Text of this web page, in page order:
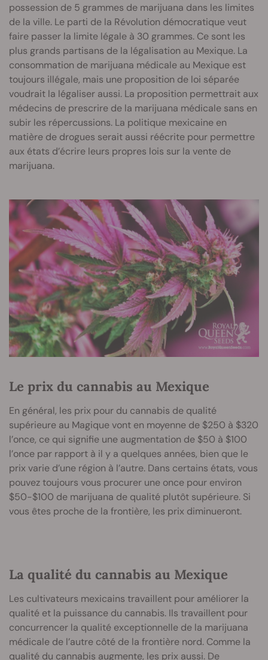
possession de 5 grammes de marijuana dans les limites
de la ville. Le parti de la Révolution démocratique veut
faire passer la limite légale à 30 grammes. Ce sont les
plus grands partisans de la légalisation au Mexique. La
consommation de marijuana médicale au Mexique est
toujours illégale, mais une proposition de loi séparée
voudrait la légaliser aussi. La proposition permettrait aux
médecins de prescrire de la marijuana médicale sans en
subir les répercussions. La politique mexicaine en
matière de drogues serait aussi réécrite pour permettre
aux états d’écrire leurs propres lois sur la vente de
marijuana.
Le prix du cannabis au Mexique
En général, les prix pour du cannabis de qualité
supérieure au Magique vont en moyenne de $250 à $320
l’once, ce qui signifie une augmentation de $50 à $100
l’once par rapport à il y a quelques années, bien que le
prix varie d’une région à l’autre. Dans certains états, vous
pouvez toujours vous procurer une once pour environ
$50-$100 de marijuana de qualité plutôt supérieure. Si
vous êtes proche de la frontière, les prix diminueront.
La qualité du cannabis au Mexique
Les cultivateurs mexicains travaillent pour améliorer la
qualité et la puissance du cannabis. Ils travaillent pour
concurrencer la qualité exceptionnelle de la marijuana
médicale de l’autre côté de la frontière nord. Comme la
qualité du cannabis augmente, les prix aussi. De